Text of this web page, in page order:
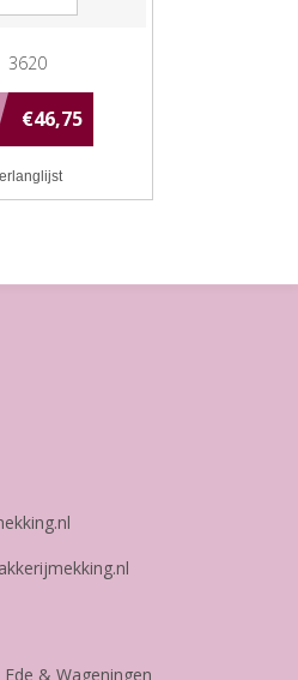
3620
€46,75
& Wageningen